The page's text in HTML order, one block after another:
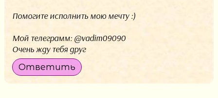
Помогите исполнить мою мечту :)
Мой телеграмм: @vadim09090
Очень жду тебя друг